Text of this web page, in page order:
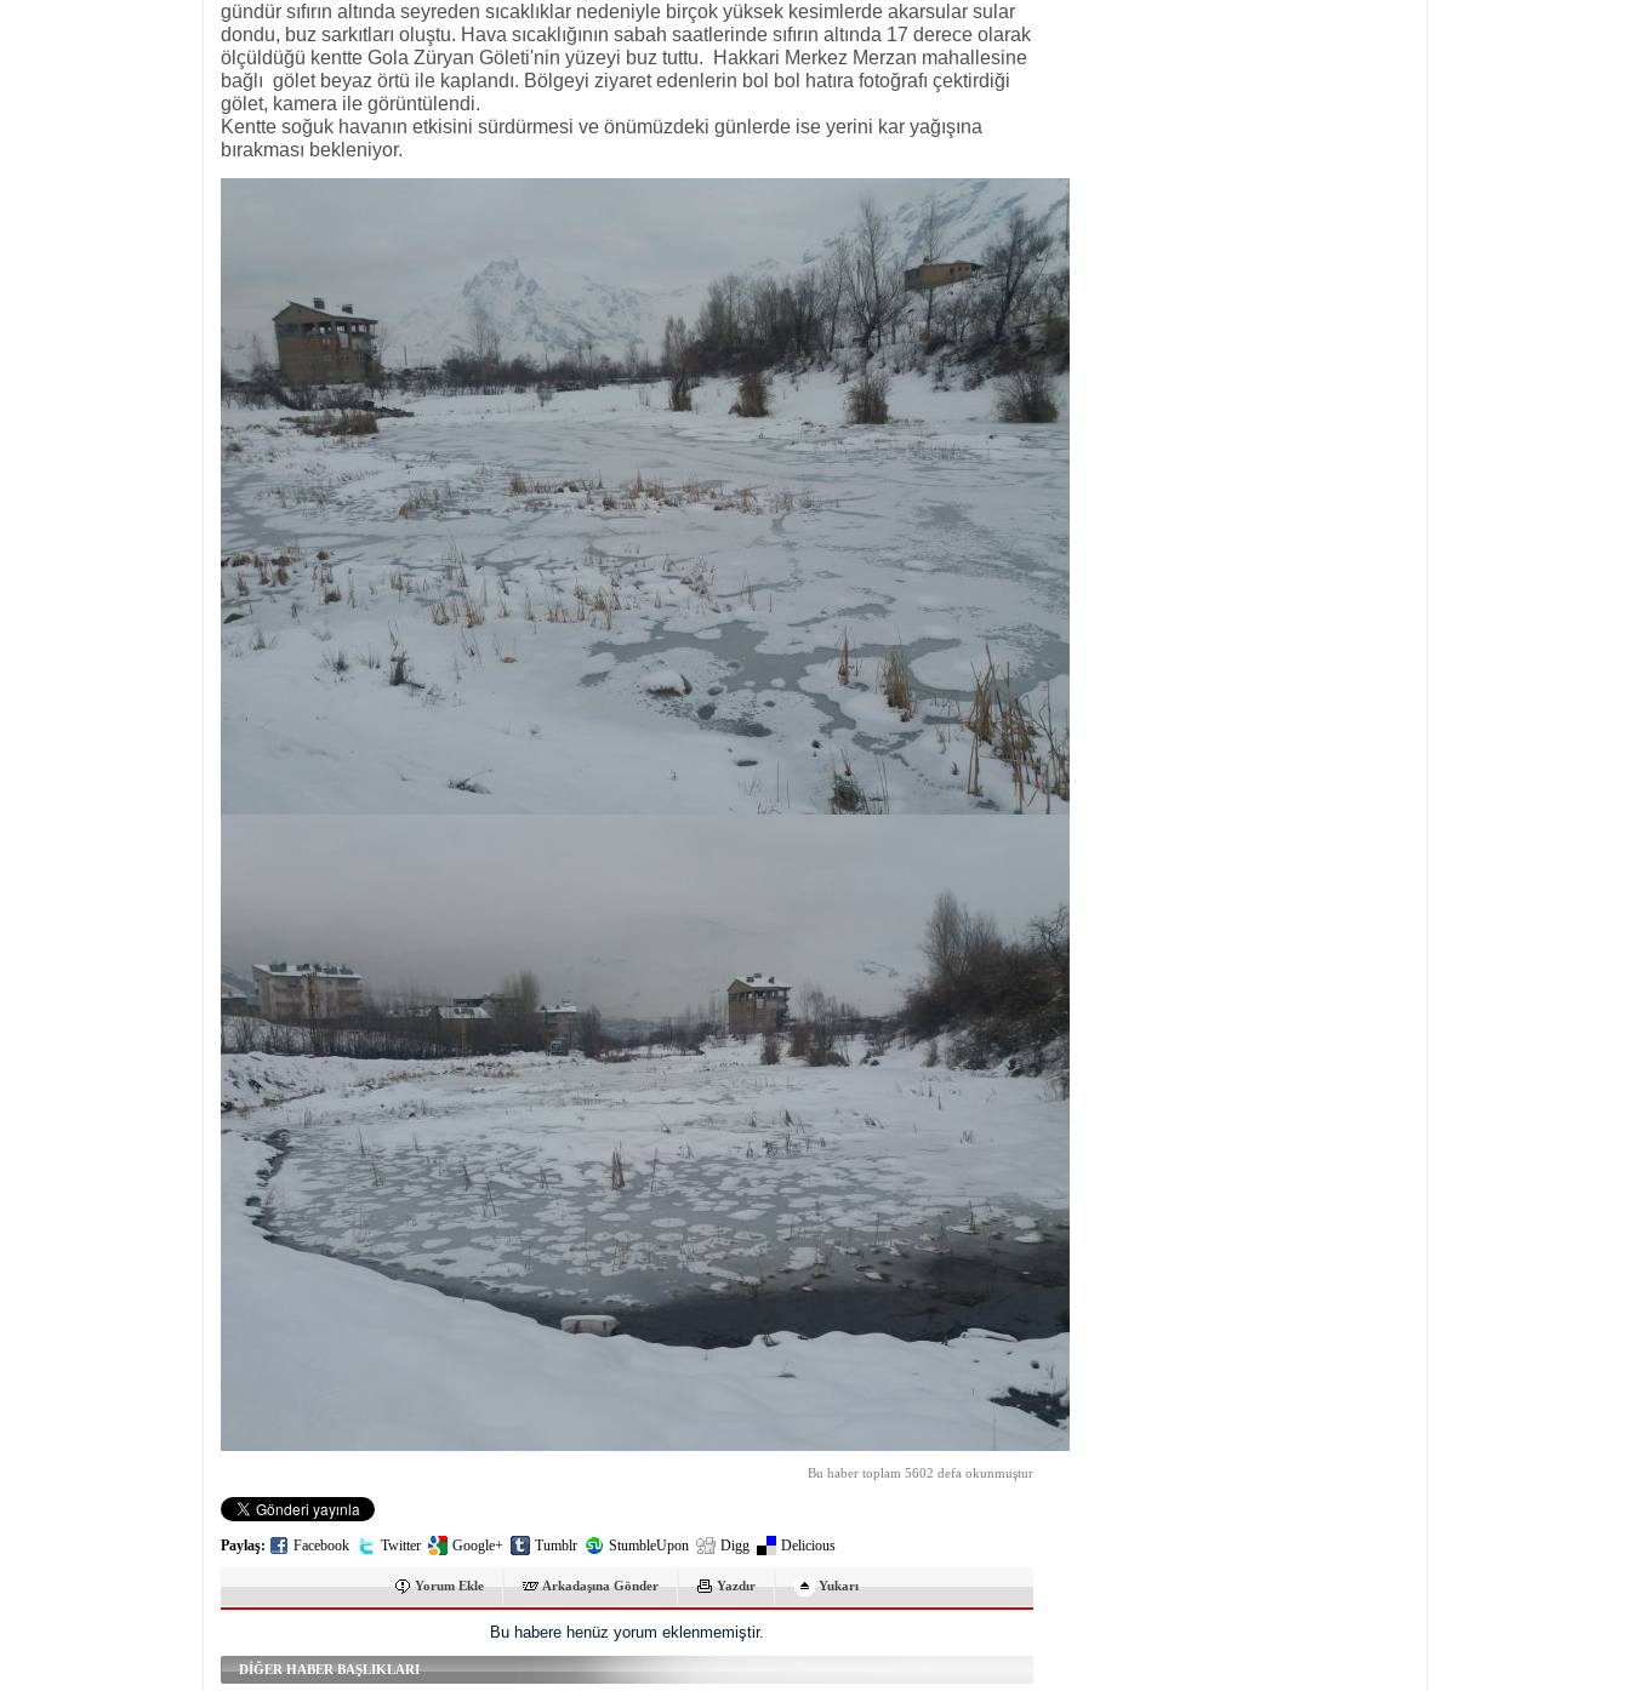
gündür sıfırın altında seyreden sıcaklıklar nedeniyle birçok yüksek kesimlerde akarsular sular
dondu, buz sarkıtları oluştu. Hava sıcaklığının sabah saatlerinde sıfırın altında 17 derece olarak
ölçüldüğü kentte Gola Züryan Göleti'nin yüzeyi buz tuttu. Hakkari Merkez Merzan mahallesine
bağlı gölet beyaz örtü ile kaplandı. Bölgeyi ziyaret edenlerin bol bol hatıra fotoğrafı çektirdiği
gölet, kamera ile görüntülendi.
Kentte soğuk havanın etkisini sürdürmesi ve önümüzdeki günlerde ise yerini kar yağışına
bırakması bekleniyor.
Bu haber toplam 5602 defa okunmuştur
Paylaş: Facebook Twitter Google+ Tumblr StumbleUpon Digg Delicious
Yorum Ekle Arkadaşına Gönder Yazdır Yukarı
Bu habere henüz yorum eklenmemiştir.
DİĞER HABER BAŞLIKLARI